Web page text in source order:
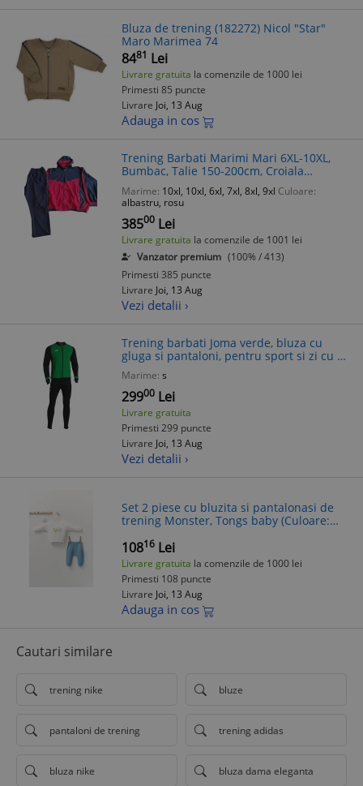
Bluza de trening (182272) Nicol "Star"
Maro Marimea 74
8481 Lei
Livrare gratuita la comenzile de 1000 lei
Primesti 85 puncte
Livrare Joi, 13 Aug
Adauga in cos
Trening Barbati Marimi Mari 6XL-10XL,
Bumbac, Talie 150-200cm, Croiala
Dreapta, Bluza Hanorac cu Gluga
Marime: 10xl, 10xl, 6xl, 7xl, 8xl, 9xl Culoare:
albastru, rosu
38500 Lei
Livrare gratuita la comenzile de 1001 lei
Vanzator premium (100% / 413)
Primesti 385 puncte
Livrare Joi, 13 Aug
Vezi detalii ›
Trening barbati Joma verde, bluza cu
gluga si pantaloni, pentru sport si zi cu zi,
buzunare cu fermoar, confortabil
Marime: s
29900 Lei
Livrare gratuita
Primesti 299 puncte
Livrare Joi, 13 Aug
Vezi detalii ›
Set 2 piese cu bluzita si pantalonasi de
trening Monster, Tongs baby (Culoare:
10816 Lei
Livrare gratuita la comenzile de 1000 lei
Primesti 108 puncte
Livrare Joi, 13 Aug
Adauga in cos
Cautari similare
trening nike bluze
pantaloni de trening trening adidas
bluza nike bluza dama eleganta